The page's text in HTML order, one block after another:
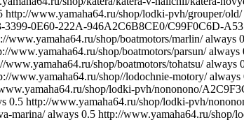
http://www.yamaha64.ru/shop/lodki-pvh/grouper/old/
3399-0E60-222A-946A2C6B8CE0/C99F0C6D-
www.yamaha64.ru/shop/boatmotors/marlin/ always
www.yamaha64.ru/shop/boatmotors/parsun/ always
www.yamaha64.ru/shop/boatmotors/tohatsu/ always
www.yamaha64.ru/shop//lodochnie-motory/ always
shop/lodki-pvh/nononono/
0.5 http://www.yamaha64.ru/shop/lodki-pvh/
marina/ always 0.5 http://www.yamaha64.ru/shop/